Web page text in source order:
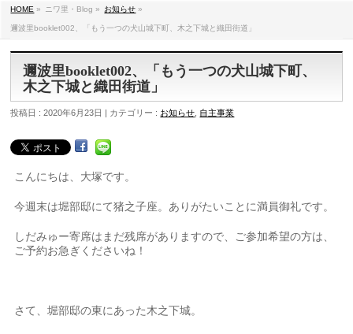
HOME » ニワ里・Blog » お知らせ »
邇波里booklet002、「もう一つの犬山城下町、木之下城と織田街道」
邇波里booklet002、「もう一つの犬山城下町、
木之下城と織田街道」
投稿日 : 2020年6月23日 | カテゴリー : お知らせ 自主事業
こんにちは、大塚です。
今週末は堀部邸にて猪之子座。ありがたいことに満員御礼です。
しだみゅー寄席はまだ残席がありますので、ご参加希望の方は、
ご予約お急ぎくださいね！
さて、堀部邸の東にあった木之下城。